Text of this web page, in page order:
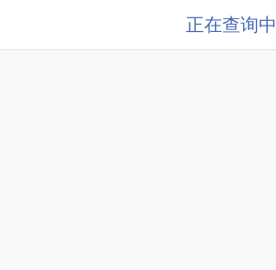
正在查询中